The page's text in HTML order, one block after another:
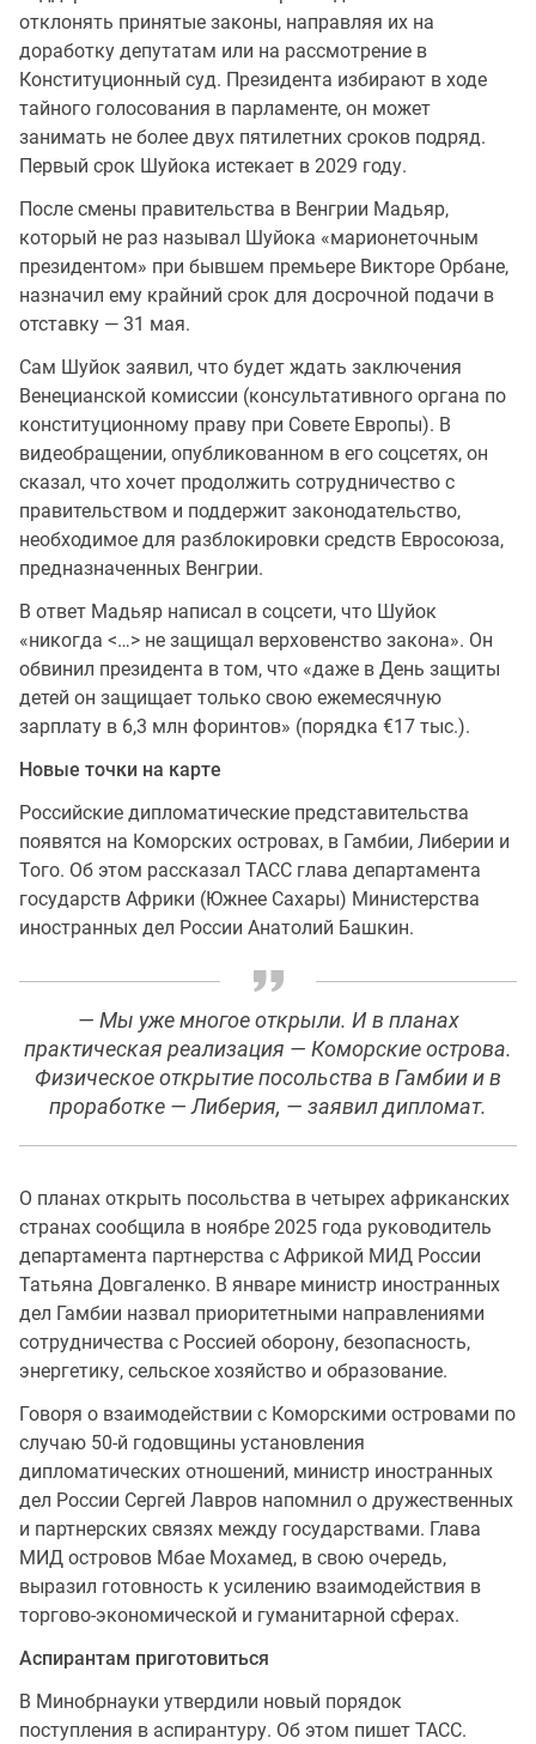
отклонять принятые законы, направляя их на
доработку депутатам или на рассмотрение в
Конституционный суд. Президента избирают в ходе
тайного голосования в парламенте, он может
занимать не более двух пятилетних сроков подряд.
Первый срок Шуйока истекает в 2029 году.
После смены правительства в Венгрии Мадьяр,
который не раз называл Шуйока «марионеточным
президентом» при бывшем премьере Викторе Орбане,
назначил ему крайний срок для досрочной подачи в
отставку — 31 мая.
Сам Шуйок заявил, что будет ждать заключения
Венецианской комиссии (консультативного органа по
конституционному праву при Совете Европы). В
видеобращении, опубликованном в его соцсетях, он
сказал, что хочет продолжить сотрудничество с
правительством и поддержит законодательство,
необходимое для разблокировки средств Евросоюза,
предназначенных Венгрии.
В ответ Мадьяр написал в соцсети, что Шуйок
«никогда <…> не защищал верховенство закона». Он
обвинил президента в том, что «даже в День защиты
детей он защищает только свою ежемесячную
зарплату в 6,3 млн форинтов» (порядка €17 тыс.).
Новые точки на карте
Российские дипломатические представительства
появятся на Коморских островах, в Гамбии, Либерии и
Того. Об этом рассказал ТАСС глава департамента
государств Африки (Южнее Сахары) Министерства
иностранных дел России Анатолий Башкин.
— Мы уже многое открыли. И в планах
практическая реализация — Коморские острова.
Физическое открытие посольства в Гамбии и в
проработке — Либерия, — заявил дипломат.
О планах открыть посольства в четырех африканских
странах сообщила в ноябре 2025 года руководитель
департамента партнерства с Африкой МИД России
Татьяна Довгаленко. В январе министр иностранных
дел Гамбии назвал приоритетными направлениями
сотрудничества с Россией оборону, безопасность,
энергетику, сельское хозяйство и образование.
Говоря о взаимодействии с Коморскими островами по
случаю 50-й годовщины установления
дипломатических отношений, министр иностранных
дел России Сергей Лавров напомнил о дружественных
и партнерских связях между государствами. Глава
МИД островов Мбае Мохамед, в свою очередь,
выразил готовность к усилению взаимодействия в
торгово-экономической и гуманитарной сферах.
Аспирантам приготовиться
В Минобрнауки утвердили новый порядок
поступления в аспирантуру. Об этом пишет ТАСС.